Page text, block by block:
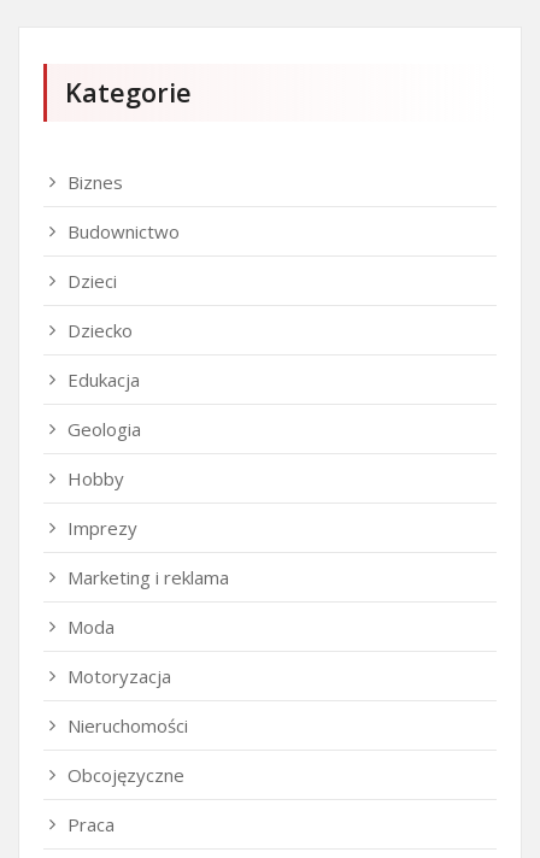
Kategorie
Biznes
Budownictwo
Dzieci
Dziecko
Edukacja
Geologia
Hobby
Imprezy
Marketing i reklama
Moda
Motoryzacja
Nieruchomości
Obcojęzyczne
Praca